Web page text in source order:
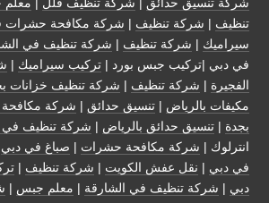
تنظيف | شركة تنظيف | شركة مكافحة حشرات
سيراميك | شركة تنظيف | شركة تنظيف في
في دبي |تركيب جبس بورد | تركيب سيراميك |
الفجيرة | شركة تنظيف | شركة تنظيف خزانات
مكيفات بالرياض | تنسيق حدائق | شركة
بجدة | تنسيق حدائق بالرياض | شركة تنظيف في
انترلوك | شركة مكافحة حشرات | صباغ في دبي
في دبي | نقل عفش الكويت | شركة تنظيف |
دبي | شركة تنظيف في الشارقة | معلم جبس |